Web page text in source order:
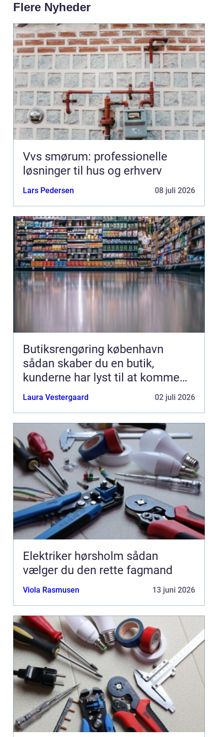
Flere Nyheder
Vvs smørum: professionelle
løsninger til hus og erhverv
Lars Pedersen 08 juli 2026
Butiksrengøring københavn
sådan skaber du en butik,
kunderne har lyst til at komme
tilbage til
Laura Vestergaard 02 juli 2026
Elektriker hørsholm sådan
vælger du den rette fagmand
Viola Rasmusen 13 juni 2026